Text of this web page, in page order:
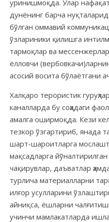
уринишмоқда. Улар
дунёнинг барча
бўлган оммавий
ўзлариники қилишга
тармоқлар ва
ёлловчи
асосий восита бўлаётгани
Халқаро терористик
каналларда бу соҳадаги
амалга оширмоқда. Кези
тезкор ўзгартириб, янада
шарт-шароитларга
мақсадларга
чақирувлар, даъватлар
турлича материалларни
илғор усулларини
айниқса, ёшларни
учинчи мамлакатларда